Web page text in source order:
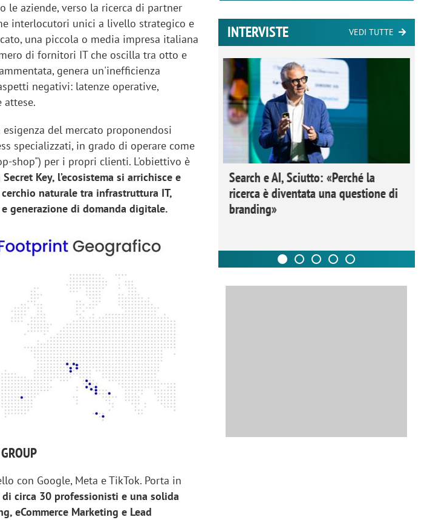
le aziende, verso la ricerca di partner
interlocutori unici a livello strategico e
una piccola o media impresa italiana
di fornitori IT che oscilla tra otto e
genera un'inefficienza
negativi: latenze operative,
del mercato proponendosi
specializzati, in grado di operare come
shop") per i propri clienti. L'obiettivo è
Secret Key, l’ecosistema si arrichisce e
naturale tra infrastruttura IT,
generazione di domanda digitale.
con Google, Meta e TikTok. Porta in
circa 30 professionisti e una solida
eCommerce Marketing e Lead
INTERVISTE VEDI TUTTE
Ricerche di mercato. Neri, Ipsos
Doxa: «Non basta più descrivere i
fenomeni: bisogna comprenderli e
Search e AI, Sciutto: «Perché la
ricerca è diventata una questione di
branding»